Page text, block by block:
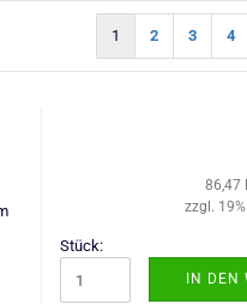
1 2 3 4
86,47
zzgl.
Stück:
IN DEN